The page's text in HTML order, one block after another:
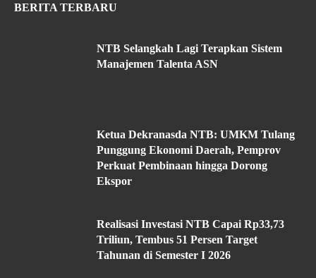
BERITA TERBARU
NTB Selangkah Lagi Terapkan Sistem
Manajemen Talenta ASN
Ketua Dekranasda NTB: UMKM Tulang
Punggung Ekonomi Daerah, Pemprov
Perkuat Pembinaan hingga Dorong
Ekspor
Realisasi Investasi NTB Capai Rp33,73
Triliun, Tembus 51 Persen Target
Tahunan di Semester I 2026